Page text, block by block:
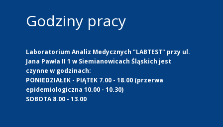
Godziny pracy
Laboratorium Analiz Medycznych "LABTEST" przy ul.
Jana Pawła II 1 w Siemianowicach Śląskich jest
czynne w godzinach:
PONIEDZIAŁEK - PIĄTEK 7.00 - 18.00 (przerwa
epidemiologiczna 10.00 - 10.30)
SOBOTA 8.00 - 13.00